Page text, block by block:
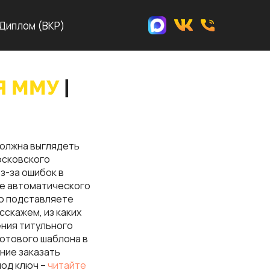
ММУ|
(ВКР)
выглядеть
за ошибок в
автоматического
подставляете
из каких
титульного
шаблона в
заказать
ключ –читайте